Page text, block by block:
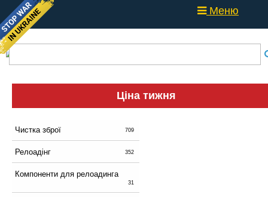
Меню
Ціна тижня
Чистка зброї 709
Релоадінг 352
Компоненти для релоадинга
31